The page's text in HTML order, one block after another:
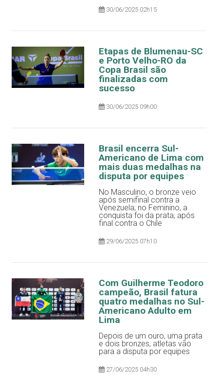
30/06/2025 02h15
Etapas de Blumenau-SC
e Porto Velho-RO da
Copa Brasil são
finalizadas com
sucesso
30/06/2025 09h00
Brasil encerra Sul-
Americano de Lima com
mais duas medalhas na
disputa por equipes
No Masculino, o bronze veio
após semifinal contra a
Venezuela; no Feminino, a
conquista foi da prata, após
final contra o Chile
29/06/2025 07h10
Com Guilherme Teodoro
campeão, Brasil fatura
quatro medalhas no Sul-
Americano Adulto em
Lima
Depois de um ouro, uma prata
e dois bronzes, atletas vão
para a disputa por equipes
27/06/2025 04h30